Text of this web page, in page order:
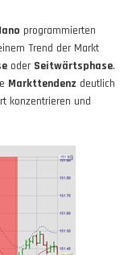
programmierten
Trend der Markt
oder Seitwärtsphase.
Markttendenz deutlich
konzentrieren und